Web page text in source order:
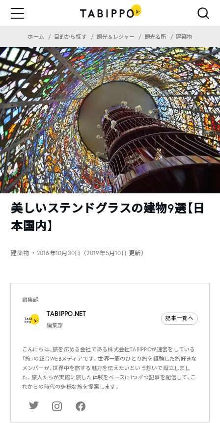
ホーム 目的から探す 観光＆レジャー 観光名所 建築物
美しいステンドグラスの建物9選【日
本国内】
建築物 ・2016年10月30日（2019年5月10日 更新）
編集部
TABIPPO.NET
編集部
記事一覧へ
こんにちは、旅を広める会社である株式会社TABIPPOが運営をしている
「旅」の総合WEBメディアです。世界一周のひとり旅を経験した旅好きな
メンバーが、世界中を旅する魅力を伝えたいという想いで設立しまし
た。旅人たちが実際に旅した体験をベースに1つずつ記事を配信して、こ
れからの時代の多様な旅を提案します。